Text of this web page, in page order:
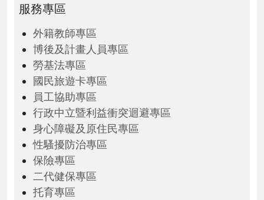
服務專區
外籍教師專區
博後及計畫人員專區
勞基法專區
國民旅遊卡專區
員工協助專區
行政中立暨利益衝突迴避專區
身心障礙及原住民專區
性騷擾防治專區
保險專區
二代健保專區
托育專區